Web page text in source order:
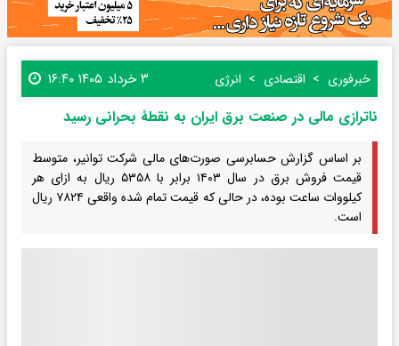
خبرفوری اقتصادی انرژی ۳ خرداد ۱۴۰۵ ۱۶:۴۰
ناترازی مالی در صنعت برق ایران به نقطۀ بحرانی رسید
بر اساس گزارش حسابرسی صورت‌های مالی شرکت توانیر، متوسط
قیمت فروش برق در سال ۱۴۰۳ برابر با ۵۳۵۸ ریال به ازای هر
کیلووات‌ ساعت بوده، در حالی که قیمت تمام‌ شده واقعی ۷۸۲۴ ریال
است.